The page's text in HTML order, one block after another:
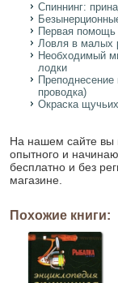
Спиннинг:
Первая помощь
Ловля в малых
Необходимый
лодки
Преподнесение
проводка)
Окраска
На нашем сайте вы
опытного и
бесплатно и без
магазине.
Похожие книги: